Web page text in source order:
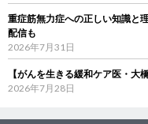
重症筋無力症への正しい知識
配信も
2026年7月31日
【がんを生きる緩和ケア医・大
2026年7月28日